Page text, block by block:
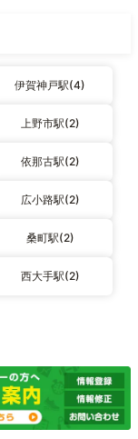
伊賀神戸駅(4)
上野市駅(2)
依那古駅(2)
広小路駅(2)
桑町駅(2)
西大手駅(2)